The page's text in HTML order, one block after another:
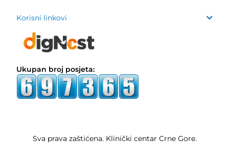
Korisni linkovi
Ukupan broj posjeta:
Sva prava zaštićena. Klinički centar Crne Gore.